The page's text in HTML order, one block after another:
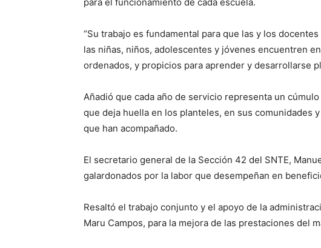
“Su trabajo es fundamental para que las y los
las niñas, niños, adolescentes y jóvenes encuentren
ordenados, y propicios para aprender y desarrollarse
Añadió que cada año de servicio representa un
que deja huella en los planteles, en sus comunidades
que han acompañado.
El secretario general de la Sección 42 del SNTE,
galardonados por la labor que desempeñan en
Resaltó el trabajo conjunto y el apoyo de la
Maru Campos, para la mejora de las prestaciones del